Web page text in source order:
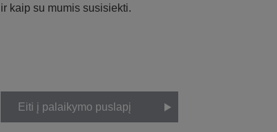
ir kaip su mumis susisiekti.
Eiti į palaikymo puslapį